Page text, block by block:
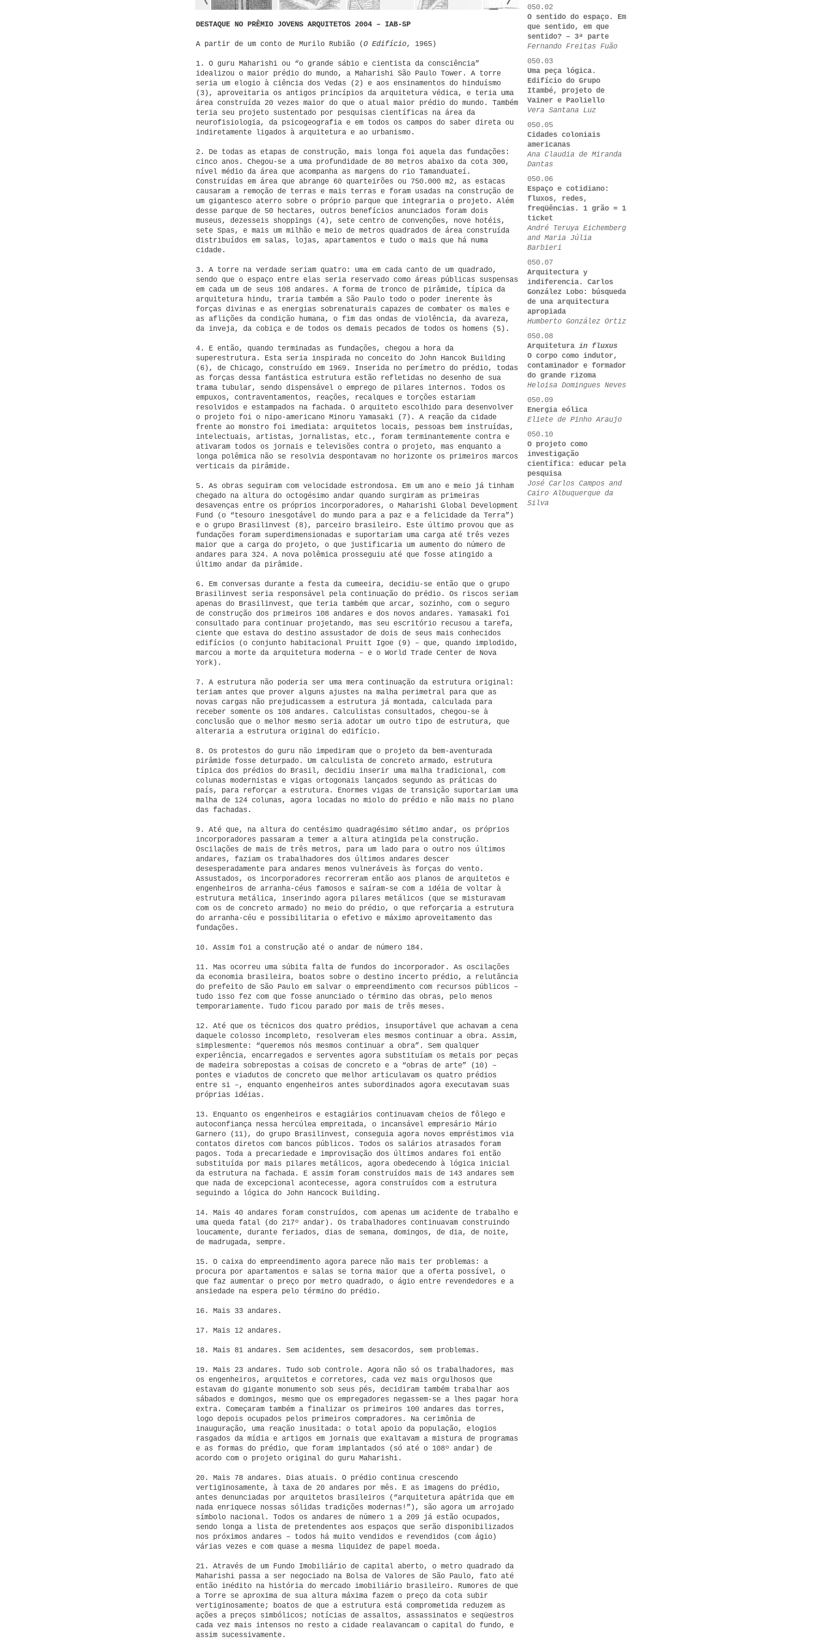
DESTAQUE NO PRÊMIO JOVENS ARQUITETOS 2004 – IAB-SP
A partir de um conto de Murilo Rubião (O Edifício, 1965)
1. O guru Maharishi ou “o grande sábio e cientista da consciência”
idealizou o maior prédio do mundo, a Maharishi São Paulo Tower. A torre
seria um elogio à ciência dos Vedas (2) e aos ensinamentos do hinduísmo
(3), aproveitaria os antigos princípios da arquitetura védica, e teria uma
área construída 20 vezes maior do que o atual maior prédio do mundo. Também
teria seu projeto sustentado por pesquisas científicas na área da
neurofisiologia, da psicogeografia e em todos os campos do saber direta ou
indiretamente ligados à arquitetura e ao urbanismo.
2. De todas as etapas de construção, mais longa foi aquela das fundações:
cinco anos. Chegou-se a uma profundidade de 80 metros abaixo da cota 300,
nível médio da área que acompanha as margens do rio Tamanduateí.
Construídas em área que abrange 60 quarteirões ou 750.000 m2, as estacas
causaram a remoção de terras e mais terras e foram usadas na construção de
um gigantesco aterro sobre o próprio parque que integraria o projeto. Além
desse parque de 50 hectares, outros benefícios anunciados foram dois
museus, dezesseis shoppings (4), sete centro de convenções, nove hotéis,
sete Spas, e mais um milhão e meio de metros quadrados de área construída
distribuídos em salas, lojas, apartamentos e tudo o mais que há numa
cidade.
3. A torre na verdade seriam quatro: uma em cada canto de um quadrado,
sendo que o espaço entre elas seria reservado como áreas públicas suspensas
em cada um de seus 108 andares. A forma de tronco de pirâmide, típica da
arquitetura hindu, traria também a São Paulo todo o poder inerente às
forças divinas e as energias sobrenaturais capazes de combater os males e
as aflições da condição humana, o fim das ondas de violência, da avareza,
da inveja, da cobiça e de todos os demais pecados de todos os homens (5).
4. E então, quando terminadas as fundações, chegou a hora da
superestrutura. Esta seria inspirada no conceito do John Hancok Building
(6), de Chicago, construído em 1969. Inserida no perímetro do prédio, todas
as forças dessa fantástica estrutura estão refletidas no desenho de sua
trama tubular, sendo dispensável o emprego de pilares internos. Todos os
empuxos, contraventamentos, reações, recalques e torções estariam
resolvidos e estampados na fachada. O arquiteto escolhido para desenvolver
o projeto foi o nipo-americano Minoru Yamasaki (7). A reação da cidade
frente ao monstro foi imediata: arquitetos locais, pessoas bem instruídas,
intelectuais, artistas, jornalistas, etc., foram terminantemente contra e
ativaram todos os jornais e televisões contra o projeto, mas enquanto a
longa polêmica não se resolvia despontavam no horizonte os primeiros marcos
verticais da pirâmide.
5. As obras seguiram com velocidade estrondosa. Em um ano e meio já tinham
chegado na altura do octogésimo andar quando surgiram as primeiras
desavenças entre os próprios incorporadores, o Maharishi Global Development
Fund (o “tesouro inesgotável do mundo para a paz e a felicidade da Terra”)
e o grupo Brasilinvest (8), parceiro brasileiro. Este último provou que as
fundações foram superdimensionadas e suportariam uma carga até três vezes
maior que a carga do projeto, o que justificaria um aumento do número de
andares para 324. A nova polêmica prosseguiu até que fosse atingido a
último andar da pirâmide.
6. Em conversas durante a festa da cumeeira, decidiu-se então que o grupo
Brasilinvest seria responsável pela continuação do prédio. Os riscos seriam
apenas do Brasilinvest, que teria também que arcar, sozinho, com o seguro
de construção dos primeiros 108 andares e dos novos andares. Yamasaki foi
consultado para continuar projetando, mas seu escritório recusou a tarefa,
ciente que estava do destino assustador de dois de seus mais conhecidos
edifícios (o conjunto habitacional Pruitt Igoe (9) – que, quando implodido,
marcou a morte da arquitetura moderna – e o World Trade Center de Nova
York).
7. A estrutura não poderia ser uma mera continuação da estrutura original:
teriam antes que prover alguns ajustes na malha perimetral para que as
novas cargas não prejudicassem a estrutura já montada, calculada para
receber somente os 108 andares. Calculistas consultados, chegou-se à
conclusão que o melhor mesmo seria adotar um outro tipo de estrutura, que
alteraria a estrutura original do edifício.
8. Os protestos do guru não impediram que o projeto da bem-aventurada
pirâmide fosse deturpado. Um calculista de concreto armado, estrutura
típica dos prédios do Brasil, decidiu inserir uma malha tradicional, com
colunas modernistas e vigas ortogonais lançados segundo as práticas do
país, para reforçar a estrutura. Enormes vigas de transição suportariam uma
malha de 124 colunas, agora locadas no miolo do prédio e não mais no plano
das fachadas.
9. Até que, na altura do centésimo quadragésimo sétimo andar, os próprios
incorporadores passaram a temer a altura atingida pela construção.
Oscilações de mais de três metros, para um lado para o outro nos últimos
andares, faziam os trabalhadores dos últimos andares descer
desesperadamente para andares menos vulneráveis às forças do vento.
Assustados, os incorporadores recorreram então aos planos de arquitetos e
engenheiros de arranha-céus famosos e saíram-se com a idéia de voltar à
estrutura metálica, inserindo agora pilares metálicos (que se misturavam
com os de concreto armado) no meio do prédio, o que reforçaria a estrutura
do arranha-céu e possibilitaria o efetivo e máximo aproveitamento das
fundações.
10. Assim foi a construção até o andar de número 184.
11. Mas ocorreu uma súbita falta de fundos do incorporador. As oscilações
da economia brasileira, boatos sobre o destino incerto prédio, a relutância
do prefeito de São Paulo em salvar o empreendimento com recursos públicos –
tudo isso fez com que fosse anunciado o término das obras, pelo menos
temporariamente. Tudo ficou parado por mais de três meses.
12. Até que os técnicos dos quatro prédios, insuportável que achavam a cena
daquele colosso incompleto, resolveram eles mesmos continuar a obra. Assim,
simplesmente: “queremos nós mesmos continuar a obra”. Sem qualquer
experiência, encarregados e serventes agora substituíam os metais por peças
de madeira sobrepostas a coisas de concreto e a “obras de arte” (10) –
pontes e viadutos de concreto que melhor articulavam os quatro prédios
entre si –, enquanto engenheiros antes subordinados agora executavam suas
próprias idéias.
13. Enquanto os engenheiros e estagiários continuavam cheios de fôlego e
autoconfiança nessa hercúlea empreitada, o incansável empresário Mário
Garnero (11), do grupo Brasilinvest, conseguia agora novos empréstimos via
contatos diretos com bancos públicos. Todos os salários atrasados foram
pagos. Toda a precariedade e improvisação dos últimos andares foi então
substituída por mais pilares metálicos, agora obedecendo à lógica inicial
da estrutura na fachada. E assim foram construídos mais de 143 andares sem
que nada de excepcional acontecesse, agora construídos com a estrutura
seguindo a lógica do John Hancock Building.
14. Mais 40 andares foram construídos, com apenas um acidente de trabalho e
uma queda fatal (do 217º andar). Os trabalhadores continuavam construindo
loucamente, durante feriados, dias de semana, domingos, de dia, de noite,
de madrugada, sempre.
15. O caixa do empreendimento agora parece não mais ter problemas: a
procura por apartamentos e salas se torna maior que a oferta possível, o
que faz aumentar o preço por metro quadrado, o ágio entre revendedores e a
ansiedade na espera pelo término do prédio.
16. Mais 33 andares.
17. Mais 12 andares.
18. Mais 81 andares. Sem acidentes, sem desacordos, sem problemas.
19. Mais 23 andares. Tudo sob controle. Agora não só os trabalhadores, mas
os engenheiros, arquitetos e corretores, cada vez mais orgulhosos que
estavam do gigante monumento sob seus pés, decidiram também trabalhar aos
sábados e domingos, mesmo que os empregadores negassem-se a lhes pagar hora
extra. Começaram também a finalizar os primeiros 100 andares das torres,
logo depois ocupados pelos primeiros compradores. Na cerimônia de
inauguração, uma reação inusitada: o total apoio da população, elogios
rasgados da mídia e artigos em jornais que exaltavam a mistura de programas
e as formas do prédio, que foram implantados (só até o 108º andar) de
acordo com o projeto original do guru Maharishi.
20. Mais 78 andares. Dias atuais. O prédio continua crescendo
vertiginosamente, à taxa de 20 andares por mês. E as imagens do prédio,
antes denunciadas por arquitetos brasileiros (“arquitetura apátrida que em
nada enriquece nossas sólidas tradições modernas!”), são agora um arrojado
símbolo nacional. Todos os andares de número 1 a 209 já estão ocupados,
sendo longa a lista de pretendentes aos espaços que serão disponibilizados
nos próximos andares – todos há muito vendidos e revendidos (com ágio)
várias vezes e com quase a mesma liquidez de papel moeda.
21. Através de um Fundo Imobiliário de capital aberto, o metro quadrado da
Maharishi passa a ser negociado na Bolsa de Valores de São Paulo, fato até
então inédito na história do mercado imobiliário brasileiro. Rumores de que
a Torre se aproxima de sua altura máxima fazem o preço da cota subir
vertiginosamente; boatos de que a estrutura está comprometida reduzem as
ações a preços simbólicos; notícias de assaltos, assassinatos e seqüestros
cada vez mais intensos no resto a cidade realavancam o capital do fundo, e
assim sucessivamente.
050.02
O sentido do espaço. Em
que sentido, em que
sentido? – 3ª parte
Fernando Freitas Fuão
050.03
Uma peça lógica.
Edifício do Grupo
Itambé, projeto de
Vainer e Paoliello
Vera Santana Luz
050.05
Cidades coloniais
americanas
Ana Claudia de Miranda
Dantas
050.06
Espaço e cotidiano:
fluxos, redes,
freqüências. 1 grão = 1
ticket
André Teruya Eichemberg
and Maria Júlia
Barbieri
050.07
Arquitectura y
indiferencia. Carlos
González Lobo: búsqueda
de una arquitectura
apropiada
Humberto González Ortiz
050.08
Arquitetura in fluxus
O corpo como indutor,
contaminador e formador
do grande rizoma
Heloisa Domingues Neves
050.09
Energia eólica
Eliete de Pinho Araujo
050.10
O projeto como
investigação
científica: educar pela
pesquisa
José Carlos Campos and
Cairo Albuquerque da
Silva